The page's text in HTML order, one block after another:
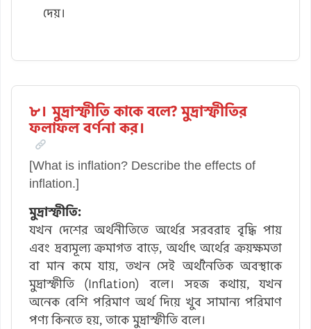
দেয়।
৮। মুদ্রাস্ফীতি কাকে বলে? মুদ্রাস্ফীতির
ফলাফল বর্ণনা কর।
[What is inflation? Describe the effects of
inflation.]
মুদ্রাস্ফীতি:
যখন দেশের অর্থনীতিতে অর্থের সরবরাহ বৃদ্ধি পায়
এবং দ্রব্যমূল্য ক্রমাগত বাড়ে, অর্থাৎ অর্থের ক্রয়ক্ষমতা
বা মান কমে যায়, তখন সেই অর্থনৈতিক অবস্থাকে
মুদ্রাস্ফীতি (Inflation) বলে। সহজ কথায়, যখন
অনেক বেশি পরিমাণ অর্থ দিয়ে খুব সামান্য পরিমাণ
পণ্য কিনতে হয়, তাকে মুদ্রাস্ফীতি বলে।